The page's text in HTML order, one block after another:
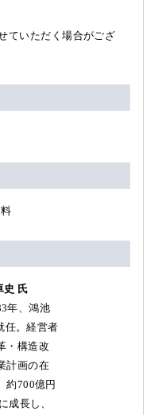
ていただく場合がござ
史 氏
年、鴻池
任。経営者
・構造改
計画の在
約700億円
成長し、